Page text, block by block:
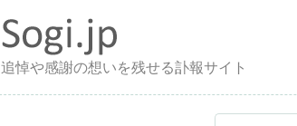
追悼や感謝の想いを残せる訃報サイト